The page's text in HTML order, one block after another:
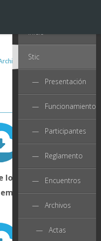
Inicio
Stic
— Presentación
— Funcionamiento
— Participantes
— Reglamento
— Encuentros
— Archivos
— Actas
Actas
IR A MATH
los Comités directivos
de 2009 en Rio de